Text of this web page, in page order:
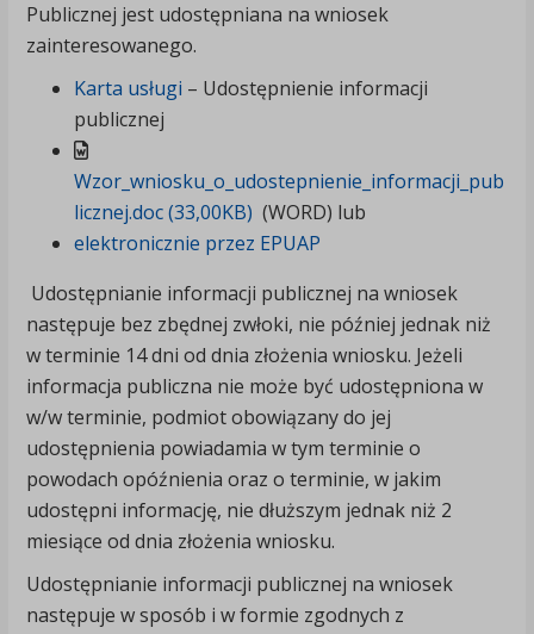
Publicznej jest udostępniana na wniosek
zainteresowanego.
Karta usługi – Udostępnienie informacji
publicznej
Wzor_wniosku_o_udostepnienie_informacji_pub
licznej.doc (33,00KB) (WORD) lub
elektronicznie przez EPUAP
Udostępnianie informacji publicznej na wniosek
następuje bez zbędnej zwłoki, nie później jednak niż
w terminie 14 dni od dnia złożenia wniosku. Jeżeli
informacja publiczna nie może być udostępniona w
w/w terminie, podmiot obowiązany do jej
udostępnienia powiadamia w tym terminie o
powodach opóźnienia oraz o terminie, w jakim
udostępni informację, nie dłuższym jednak niż 2
miesiące od dnia złożenia wniosku.
Udostępnianie informacji publicznej na wniosek
następuje w sposób i w formie zgodnych z